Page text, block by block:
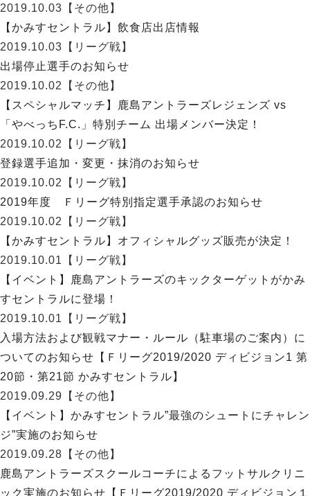
メットライフ生命Ｆリーグカップ 2026
試合日程・結果
大会概要
アリーナ情報
チケット情報
過去の記録
リガーレヴィア葛飾
Y．S．C．C．横浜
ヴィンセドール白山
アグレミーナ浜松
デウソン神戸
ポルセイド浜田
ミラクルスマイル新居浜
記念ゴール
ハットトリック
担当審判員
選手の通算記録（Ｆ１）
エスポラーダ北海道
バルドラール浦安
フウガドールすみだ
しながわシティ
立川アスレティックFC
ペスカドーラ町田
湘南ベルマーレ
ボアルース長野
名古屋オーシャンズ
シュライカー大阪
ボルクバレット北九州
バサジィ大分
選手の通算記録（Ｆ２）
ヴォスクオーレ仙台
マルバ水戸FC
リガーレヴィア葛飾
Y．S．C．C．横浜
ヴィンセドール白山
アグレミーナ浜松
DIVISION 02
FOLLOW US!
2019.10.03 【その他】
【かみすセントラル】飲食店出店情報
2019.10.03 【リーグ戦】
出場停止選手のお知らせ
2019.10.02
【その他】
【スペシャルマッチ】鹿島アントラーズレジェンズ vs
「やべっちF.C.」特別チーム 出場メンバー決定！
2019.10.02
【リーグ戦】
登録選手追加・変更・抹消のお知らせ
2019.10.02
【リーグ戦】
2019年度 Ｆリーグ特別指定選手承認のお知らせ
2019.10.02
【リーグ戦】
【かみすセントラル】オフィシャルグッズ販売が決定！
2019.10.01
【リーグ戦】
【イベント】鹿島アントラーズのキックターゲットがかみ
すセントラルに登場！
2019.10.01
【リーグ戦】
入場方法および観戦マナー・ルール（駐車場のご案内）に
ついてのお知らせ【Ｆリーグ2019/2020 ディビジョン1 第
20節・第21節 かみすセントラル】
2019.09.29 【その他】
【イベント】かみすセントラル”最強のシュートにチャレン
ジ”実施のお知らせ
2019.09.28 【その他】
鹿島アントラーズスクールコーチによるフットサルクリニ
ック実施のお知らせ【Ｆリーグ2019/2020 ディビジョン１